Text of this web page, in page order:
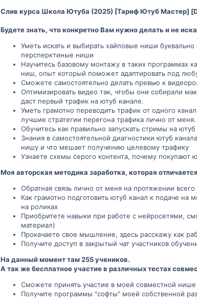
Слив курса Школа Ютуба (2025) [Тариф Ютуб Мастер]
Будете знать, что конкретно Вам нужно делать и не
Уметь искать и выбирать хайповые ниши
персперктиные ниши
Научитесь базовому монтажу в таких программах
ниш, опыт который поможет адаптировать под
Сможете самостоятельно делать превью к
Оптимизировать видео так, чтобы они собирали
даст первый трафик на ютуб канале.
Уметь грамотно переводить трафик от одного
лучшие стратегии перегона трафика лично от
Обучитесь как правильно запускать стримы на
Знания в самостоятельной диагностики ютуб
нишу и что мешает получению целевому трафику
Узнаете схемы серого контента, почему покупают
Моя авторская методика заработка, которая
Обратная связь лично от меня на протяжении
Как грамотно подготовить ютуб канал к подаче
на роликах
Приобритете навыки при работе с нейросетями,
материал)
Прокачаете свое мышление, здесь расскажу как
Получите доступ в закрытый чат участников
На данный момент там 255 учеников.
А так же бесплатное участие в различных тестах
Сможете принять участие в моей совместной нише
Получите программы "софты" моей собственной